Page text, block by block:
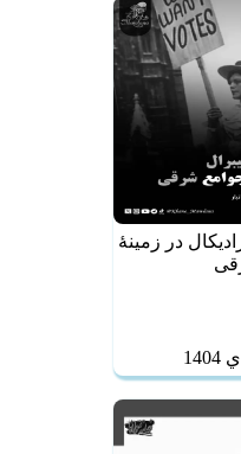
در زمینهٔ